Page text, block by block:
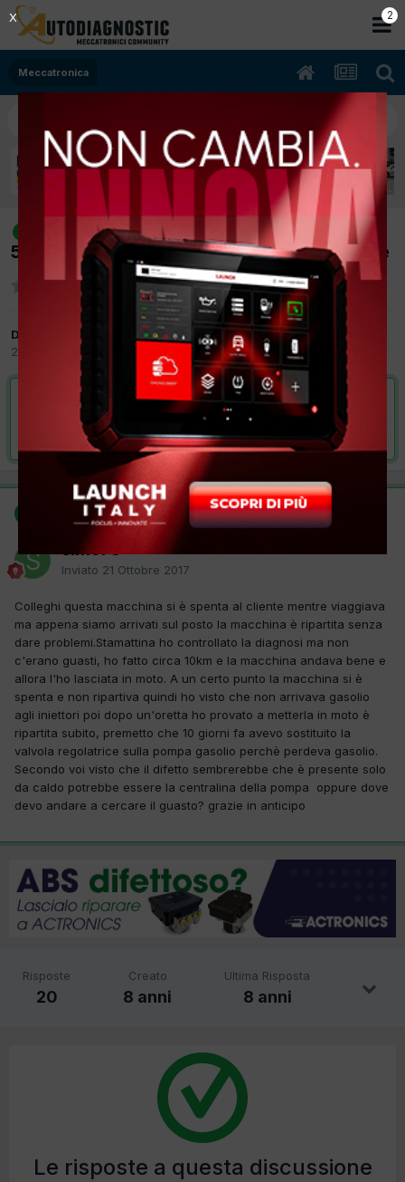
Meccatronica
[opel astra 04/2002 1686cc y17dt
55Kw Diesel] A caldo si spegne e non riparte
Da simo73
21 Ottobre 2017
VAI ALLA SOLUZIONE
Risolta da simo73,21 Ottobre 2017
SOLUZIONE
Inviato 21 Ottobre 2017
Colleghi questa macchina si è spenta al cliente mentre viaggiava
ma appena siamo arrivati sul posto la macchina è ripartita senza
dare problemi.Stamattina ho controllato la diagnosi ma non
c'erano guasti, ho fatto circa 10km e la macchina andava bene e
allora l'ho lasciata in moto. A un certo punto la macchina si è
spenta e non ripartiva quindi ho visto che non arrivava gasolio
agli iniettori poi dopo un'oretta ho provato a metterla in moto è
ripartita subito, premetto che 10 giorni fa avevo sostituito la
valvola regolatrice sulla pompa gasolio perchè perdeva gasolio.
Secondo voi visto che il difetto sembrerebbe che è presente solo
da caldo potrebbe essere la centralina della pompa oppure dove
devo andare a cercare il guasto? grazie in anticipo
Risposte
20
Creato
8 anni
Ultima Risposta
8 anni
Le risposte a questa discussione
2
X